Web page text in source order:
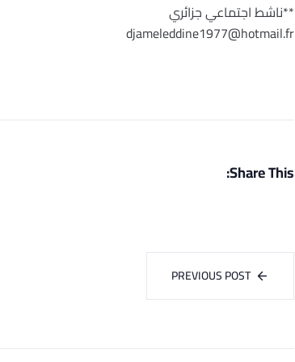
**ناشط اجتماعي جزائري
djameleddine1977@hotmail.fr
Share This:
PREVIOUS POST